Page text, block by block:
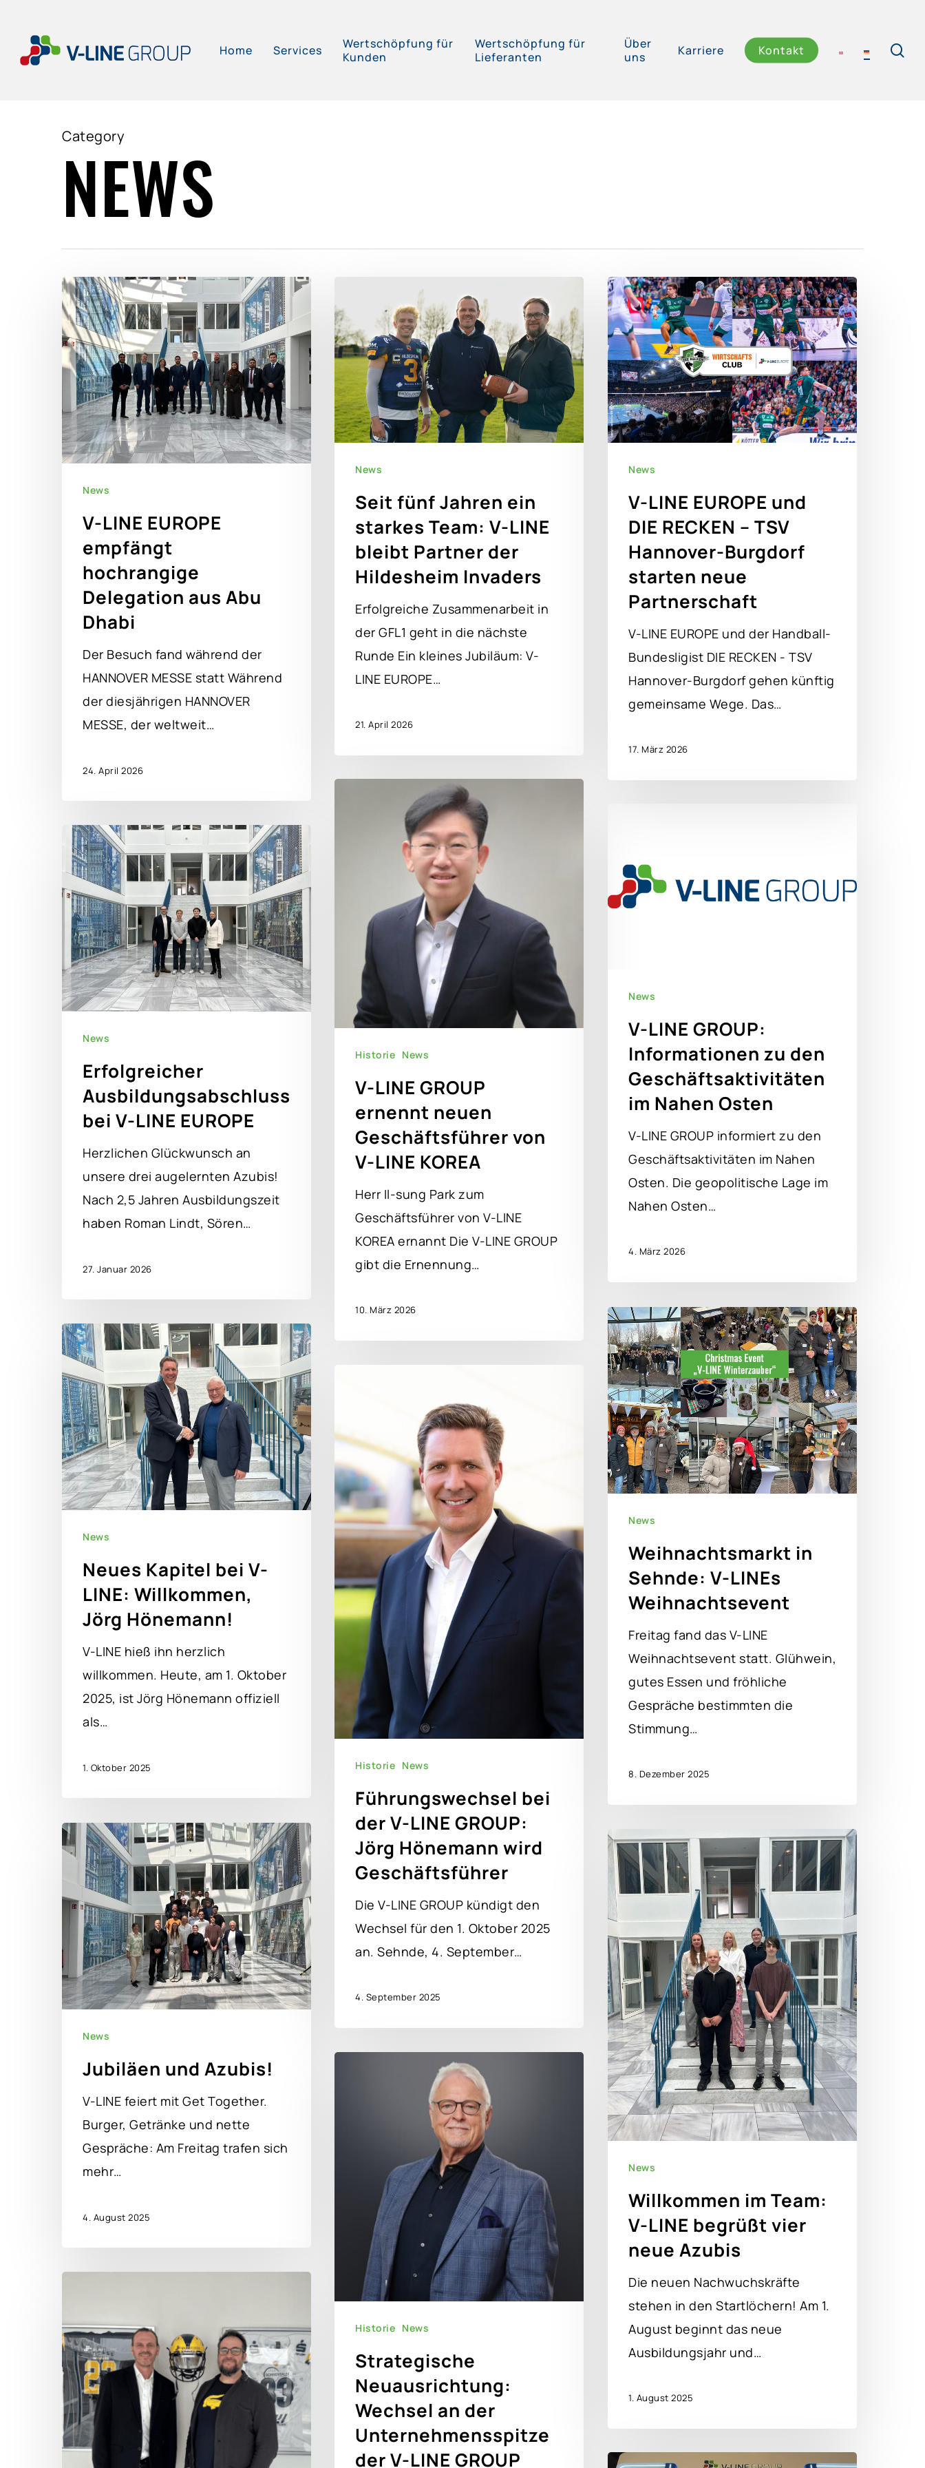
main
Hit enter to search or ESC to close
Home Services
Wertschöpfung für
Kunden
Wertschöpfung für
Lieferanten
Über
uns
Karriere Kontakt
Category
NEWS
News
V-LINE EUROPE
empfängt
hochrangige
Delegation aus Abu
Dhabi
Der Besuch fand während der
HANNOVER MESSE statt Während
der diesjährigen HANNOVER
MESSE, der weltweit…
24. April 2026
News
Seit fünf Jahren ein
starkes Team: V-LINE
bleibt Partner der
Hildesheim Invaders
Erfolgreiche Zusammenarbeit in
der GFL1 geht in die nächste
Runde Ein kleines Jubiläum: V-
LINE EUROPE…
21. April 2026
News
V-LINE EUROPE und
DIE RECKEN – TSV
Hannover-Burgdorf
starten neue
Partnerschaft
V-LINE EUROPE und der Handball-
Bundesligist DIE RECKEN - TSV
Hannover-Burgdorf gehen künftig
gemeinsame Wege. Das…
17. März 2026
Historie News
V-LINE GROUP
ernennt neuen
Geschäftsführer von
V-LINE KOREA
Herr Il-sung Park zum
Geschäftsführer von V-LINE
KOREA ernannt Die V-LINE GROUP
gibt die Ernennung…
10. März 2026
News
V-LINE GROUP:
Informationen zu den
Geschäftsaktivitäten
im Nahen Osten
V-LINE GROUP informiert zu den
Geschäftsaktivitäten im Nahen
Osten. Die geopolitische Lage im
Nahen Osten…
4. März 2026
News
Erfolgreicher
Ausbildungsabschluss
bei V-LINE EUROPE
Herzlichen Glückwunsch an
unsere drei augelernten Azubis!
Nach 2,5 Jahren Ausbildungszeit
haben Roman Lindt, Sören…
27. Januar 2026
News
Weihnachtsmarkt in
Sehnde: V-LINEs
Weihnachtsevent
Freitag fand das V-LINE
Weihnachtsevent statt. Glühwein,
gutes Essen und fröhliche
Gespräche bestimmten die
Stimmung…
8. Dezember 2025
News
Neues Kapitel bei V-
LINE: Willkommen,
Jörg Hönemann!
V-LINE hieß ihn herzlich
willkommen. Heute, am 1. Oktober
2025, ist Jörg Hönemann offiziell
als…
1. Oktober 2025 Historie News
Führungswechsel bei
der V-LINE GROUP:
Jörg Hönemann wird
Geschäftsführer
Die V-LINE GROUP kündigt den
Wechsel für den 1. Oktober 2025
an. Sehnde, 4. September…
4. September 2025
News
Jubiläen und Azubis!
V-LINE feiert mit Get Together.
Burger, Getränke und nette
Gespräche: Am Freitag trafen sich
mehr…
4. August 2025
News
Willkommen im Team:
V-LINE begrüßt vier
neue Azubis
Die neuen Nachwuchskräfte
stehen in den Startlöchern! Am 1.
August beginnt das neue
Ausbildungsjahr und…
1. August 2025
Historie News
Strategische
Neuausrichtung:
Wechsel an der
Unternehmensspitze
der V-LINE GROUP